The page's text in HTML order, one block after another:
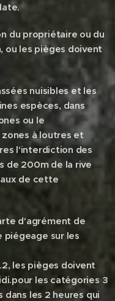
du propriétaire ou du
les pièges doivent
nuisibles et les
espèces, dans
ou le
à loutres et
l'interdiction des
de 200m de la rive
de cette
d'agrément de
piégeage sur les
les pièges doivent
les catégories 3
les 2 heures qui